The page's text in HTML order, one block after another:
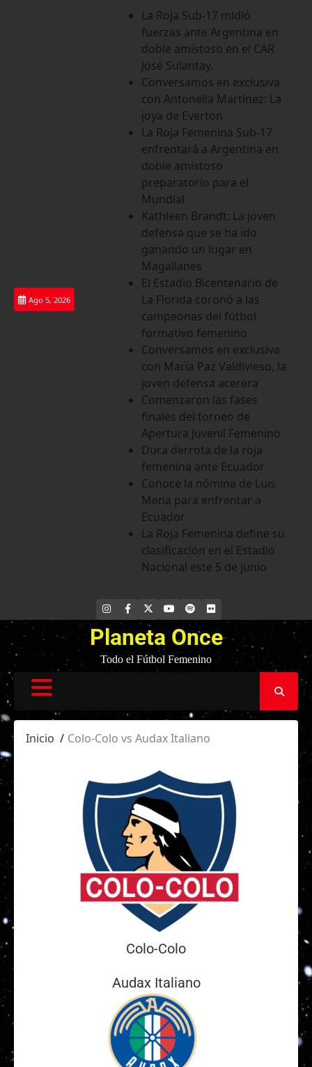
Ago 5, 2026
La Roja Sub-17 midió
fuerzas ante Argentina en
doble amistoso en el CAR
José Sulantay.
Conversamos en exclusiva
con Antonella Martínez: La
joya de Everton
La Roja Femenina Sub-17
enfrentará a Argentina en
doble amistoso
preparatorio para el
Mundial
Kathleen Brandt: La joven
defensa que se ha ido
ganando un lugar en
Magallanes
El Estadio Bicentenario de
La Florida coronó a las
campeonas del fútbol
formativo femenino
Conversamos en exclusiva
con María Paz Valdivieso, la
joven defensa acerera
Comenzaron las fases
finales del torneo de
Apertura Juvenil Femenino
Dura derrota de la roja
femenina ante Ecuador
Conoce la nómina de Luis
Mena para enfrentar a
Ecuador
La Roja Femenina define su
clasificación en el Estadio
Nacional este 5 de junio
INSTAGRAM
FACEBOOK YOUTUBE
SPOTIFYFLICKR
Planeta Once
Todo el Fútbol Femenino
Inicio Colo-Colo vs Audax Italiano
Colo-Colo
Audax Italiano